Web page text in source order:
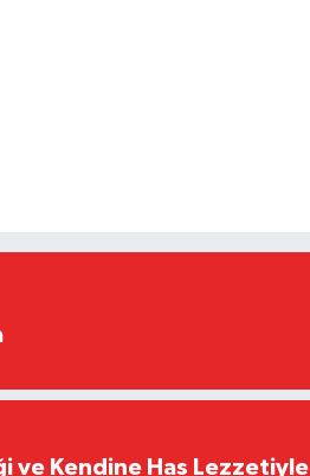
ve Kendine Has Lezzetiyle